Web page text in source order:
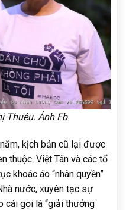
Thuêu. Ảnh Fb
kịch bản cũ lại được
thuộc. Việt Tân và các tổ
khoác áo “nhân quyền”
nước, xuyên tạc sự
cái gọi là “giải thưởng